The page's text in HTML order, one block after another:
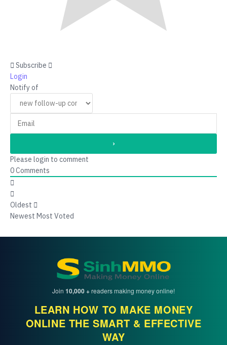
Subscribe
Login
Notify of
Please login to comment
0Comments
Oldest
Newest Most Voted
Join 10,000 +readers making money online!
LEARN HOW TO MAKE MONEY
ONLINE THE SMART & EFFECTIVE
WAY